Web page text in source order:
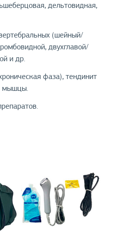
дельтовидная,
(шейный/
двухглавой/
и др.
фаза), тендинит
мышцы.